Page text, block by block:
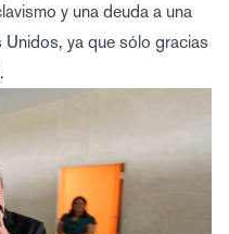
y una deuda a una
ya que sólo gracias